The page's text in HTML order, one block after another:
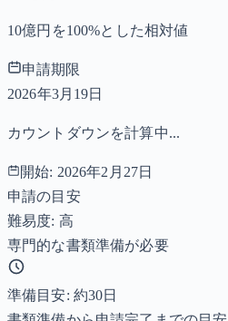
10億円を100%とした相対値
申請期限
2026年3月19日
カウントダウンを計算中...
開始: 2026年2月27日
申請の目安
難易度: 高
専門的な書類準備が必要
準備目安: 約30日